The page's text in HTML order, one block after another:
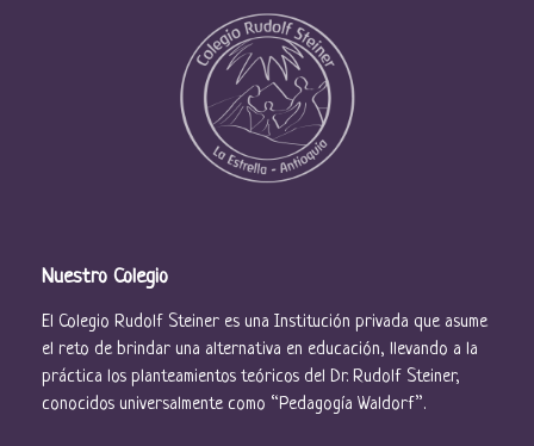
Nuestro Colegio
El Colegio Rudolf Steiner es una Institución privada que asume
el reto de brindar una alternativa en educación, llevando a la
práctica los planteamientos teóricos del Dr. Rudolf Steiner,
conocidos universalmente como “Pedagogía Waldorf”.